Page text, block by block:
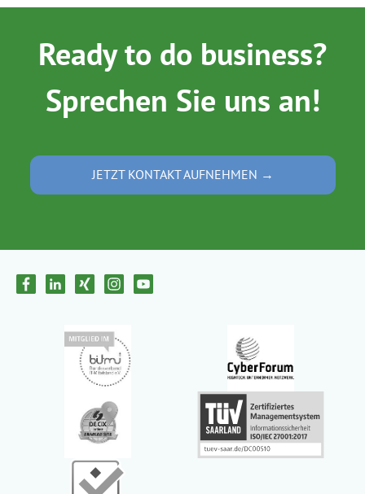
Ready to do business?
Sprechen Sie uns an!
JETZT KONTAKT AUFNEHMEN →